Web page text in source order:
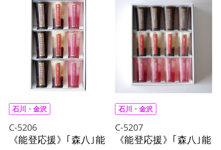
石川・金沢
C-5206
《能登応援》｢森八｣能
石川・金沢
C-5207
《能登応援》｢森八｣能